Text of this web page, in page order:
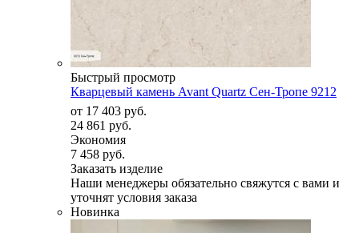
Быстрый просмотр
Кварцевый камень Avant Quartz Сен-Тропе 9212
от 17 403 руб.
24 861 руб.
Экономия
7 458 руб.
Заказать изделие
Наши менеджеры обязательно свяжутся с вами и
уточнят условия заказа
Новинка